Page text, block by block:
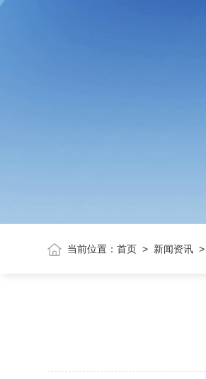
当前位置：首页 > 新闻资讯 >